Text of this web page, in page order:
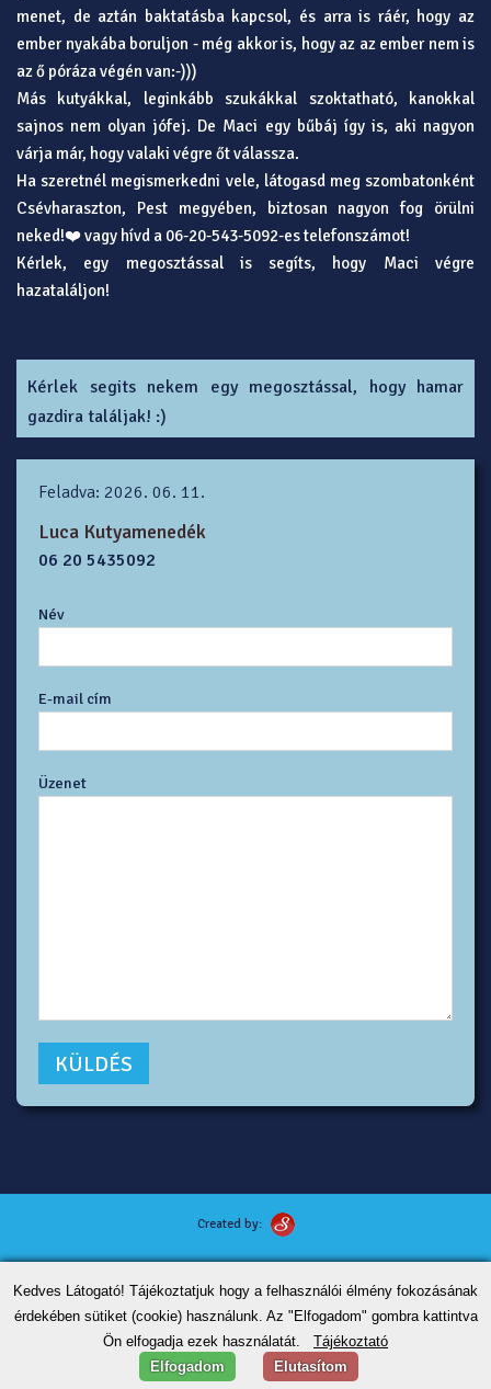
menet, de aztán baktatásba kapcsol, és arra is ráér, hogy az
ember nyakába boruljon - még akkor is, hogy az az ember nem is
az ő póráza végén van:-)))
Más kutyákkal, leginkább szukákkal szoktatható, kanokkal
sajnos nem olyan jófej. De Maci egy bűbáj így is, aki nagyon
várja már, hogy valaki végre őt válassza.
Ha szeretnél megismerkedni vele, látogasd meg szombatonként
Csévharaszton, Pest megyében, biztosan nagyon fog örülni
neked!❤️ vagy hívd a 06-20-543-5092-es telefonszámot!
Kérlek, egy megosztással is segíts, hogy Maci végre
hazataláljon!
Kérlek segits nekem egy megosztással, hogy hamar
gazdira találjak! :)
Feladva: 2026. 06. 11.
Luca Kutyamenedék
06 20 5435092
Név
E-mail cím
Üzenet
Created by:
ÁSZF
Adatvédelem
Kapcsolat
Kedves Látogató! Tájékoztatjuk hogy a felhasználói élmény fokozásának
érdekében sütiket (cookie) használunk. Az "Elfogadom" gombra kattintva
Ön elfogadja ezek használatát. Tájékoztató
Elfogadom
Elutasítom